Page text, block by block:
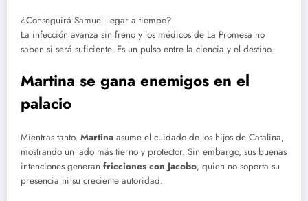
¿Conseguirá Samuel llegar a tiempo?
La infección avanza sin freno y los médicos de La Promesa no
saben si será suficiente. Es un pulso entre la ciencia y el destino.
Martina se gana enemigos en el
palacio
Mientras tanto, Martina asume el cuidado de los hijos de Catalina,
mostrando un lado más tierno y protector. Sin embargo, sus buenas
intenciones generan fricciones con Jacobo, quien no soporta su
presencia ni su creciente autoridad.